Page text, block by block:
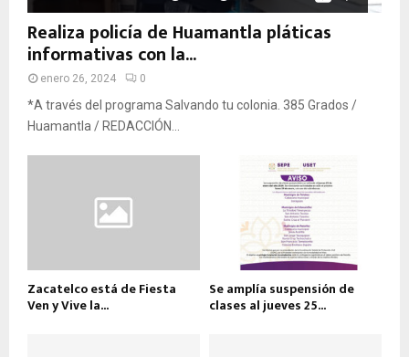
Realiza policía de Huamantla pláticas
informativas con la...
enero 26, 2024 0
*A través del programa Salvando tu colonia. 385 Grados /
Huamantla / REDACCIÓN...
Zacatelco está de Fiesta
Ven y Vive la...
Se amplía suspensión de
clases al jueves 25...